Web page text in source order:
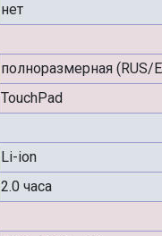
нет
полноразмерная (RUS/
TouchPad
Li-ion
2.0 часа